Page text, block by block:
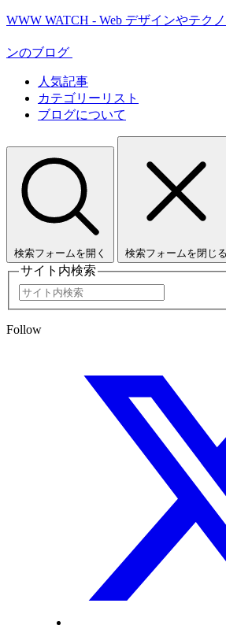
WWW WATCH - Web デザインやテク
ンのブログ
人気記事
カテゴリーリスト
ブログについて
検索フォームを開く 検索フォームを閉じる
サイト内検索
Follow